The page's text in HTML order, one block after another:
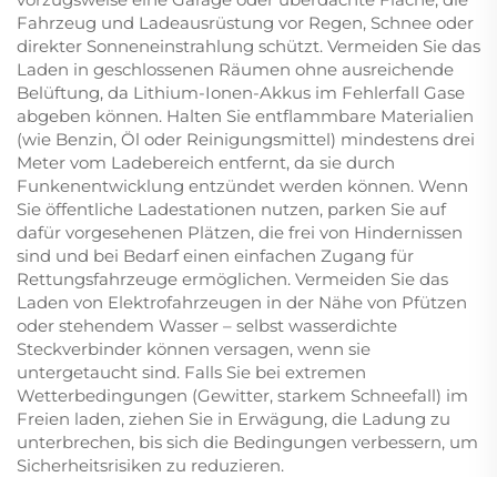
Fahrzeug und Ladeausrüstung vor Regen, Schnee oder
direkter Sonneneinstrahlung schützt. Vermeiden Sie das
Laden in geschlossenen Räumen ohne ausreichende
Belüftung, da Lithium-Ionen-Akkus im Fehlerfall Gase
abgeben können. Halten Sie entflammbare Materialien
(wie Benzin, Öl oder Reinigungsmittel) mindestens drei
Meter vom Ladebereich entfernt, da sie durch
Funkenentwicklung entzündet werden können. Wenn
Sie öffentliche Ladestationen nutzen, parken Sie auf
dafür vorgesehenen Plätzen, die frei von Hindernissen
sind und bei Bedarf einen einfachen Zugang für
Rettungsfahrzeuge ermöglichen. Vermeiden Sie das
Laden von Elektrofahrzeugen in der Nähe von Pfützen
oder stehendem Wasser – selbst wasserdichte
Steckverbinder können versagen, wenn sie
untergetaucht sind. Falls Sie bei extremen
Wetterbedingungen (Gewitter, starkem Schneefall) im
Freien laden, ziehen Sie in Erwägung, die Ladung zu
unterbrechen, bis sich die Bedingungen verbessern, um
Sicherheitsrisiken zu reduzieren.